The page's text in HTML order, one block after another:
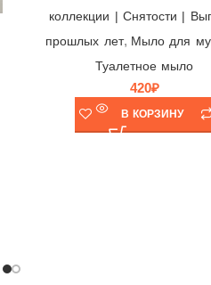
коллекции | Снятости |
прошлых лет, Мыло для
Туалетное мыло
420₽
В КОРЗИНУ